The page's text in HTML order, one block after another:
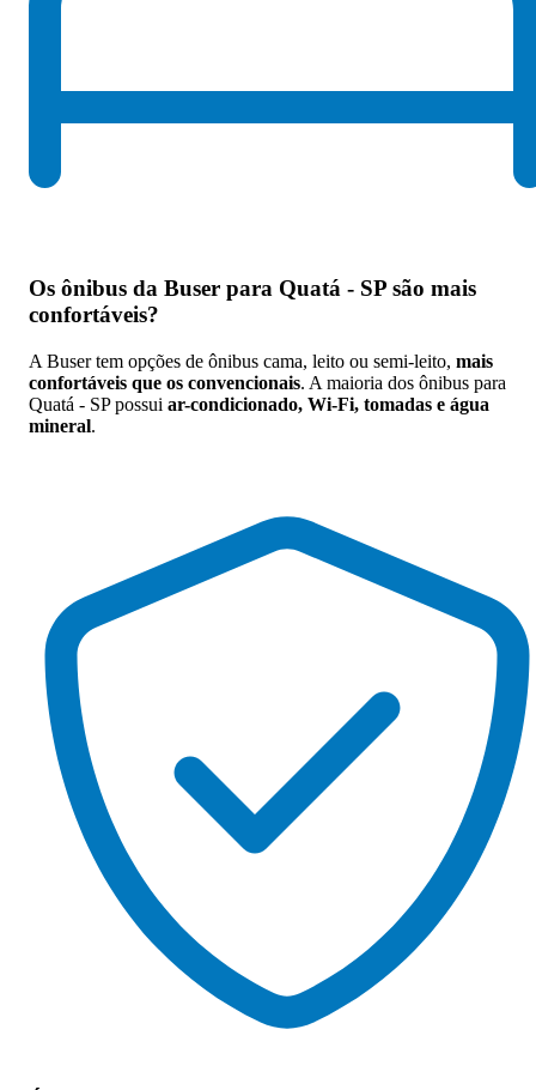
Os ônibus da Buser para Quatá - SP são mais
confortáveis?
A Buser tem opções de ônibus cama, leito ou semi-leito, mais
confortáveis que os convencionais. A maioria dos ônibus para
Quatá - SP possui ar-condicionado, Wi-Fi, tomadas e água
mineral.